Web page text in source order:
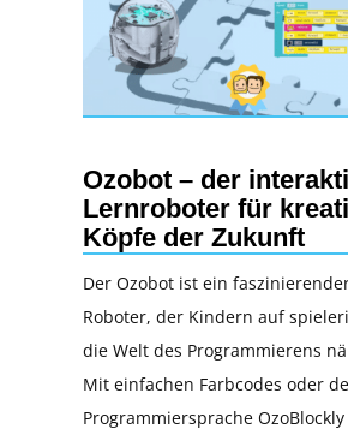
Ozobot – der
Lernroboter für
Köpfe der Zukunft
Der Ozobot ist ein
Roboter, der Kindern auf
die Welt des Programmierens
Mit einfachen Farbcodes oder
Programmiersprache